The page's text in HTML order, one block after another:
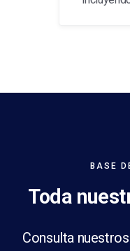
BASE
Toda
Consulta